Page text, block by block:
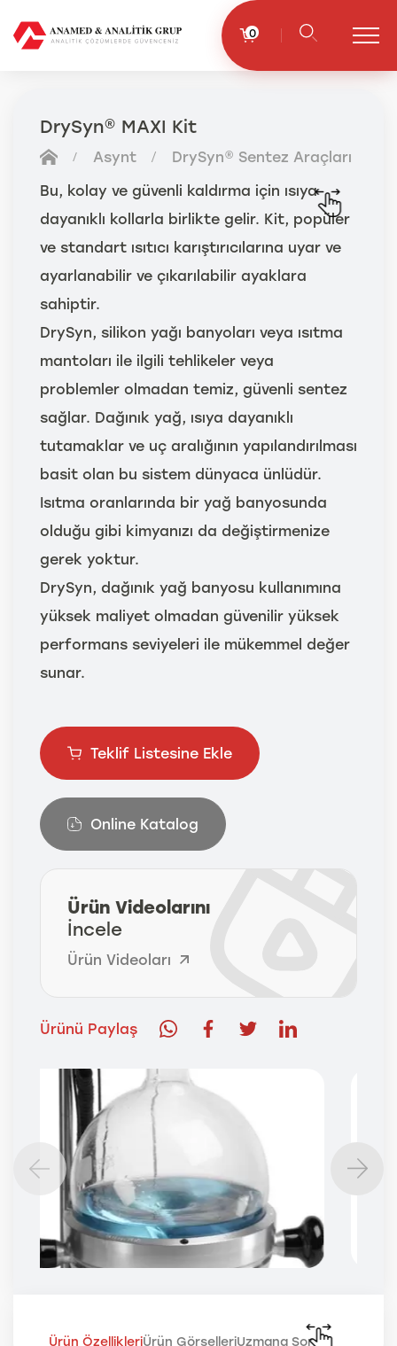
0
DrySyn® MAXI Kit
Asynt
DrySyn® Sentez Araçları
Bu, kolay ve güvenli kaldırma için ısıya
dayanıklı kollarla birlikte gelir. Kit, popüler
ve standart ısıtıcı karıştırıcılarına uyar ve
ayarlanabilir ve çıkarılabilir ayaklara
sahiptir.
DrySyn, silikon yağı banyoları veya ısıtma
mantoları ile ilgili tehlikeler veya
problemler olmadan temiz, güvenli sentez
sağlar. Dağınık yağ, ısıya dayanıklı
tutamaklar ve uç aralığının yapılandırılması
basit olan bu sistem dünyaca ünlüdür.
Isıtma oranlarında bir yağ banyosunda
olduğu gibi kimyanızı da değiştirmenize
gerek yoktur.
DrySyn, dağınık yağ banyosu kullanımına
yüksek maliyet olmadan güvenilir yüksek
performans seviyeleri ile mükemmel değer
sunar.
Teklif Listesine Ekle
Online Katalog
Ürün Videolarını
İncele
Ürün Videoları
Ürünü Paylaş
Ürün ÖzellikleriÜrün GörselleriUzmana Sor